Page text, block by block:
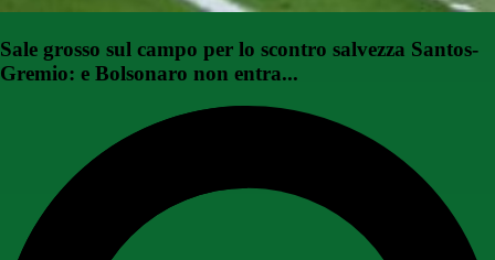
Sale grosso sul campo per lo scontro salvezza Santos-
Gremio: e Bolsonaro non entra...